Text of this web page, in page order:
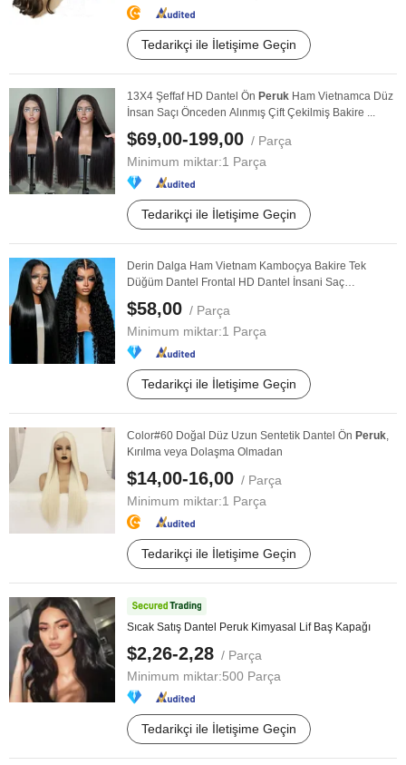
Tedarikçi ile İletişime Geçin
13X4 Şeffaf HD Dantel Ön Peruk Ham Vietnamca Düz
İnsan Saçı Önceden Alınmış Çift Çekilmiş Bakire ...
$69,00-199,00 / Parça
Minimum miktar:1 Parça
Tedarikçi ile İletişime Geçin
Derin Dalga Ham Vietnam Kamboçya Bakire Tek
Düğüm Dantel Frontal HD Dantel İnsani Saç
Yapıştırmasız ...
$58,00 / Parça
Minimum miktar:1 Parça
Tedarikçi ile İletişime Geçin
Color#60 Doğal Düz Uzun Sentetik Dantel Ön Peruk,
Kırılma veya Dolaşma Olmadan
$14,00-16,00 / Parça
Minimum miktar:1 Parça
Tedarikçi ile İletişime Geçin
Sıcak Satış Dantel Peruk Kimyasal Lif Baş Kapağı
$2,26-2,28 / Parça
Minimum miktar:500 Parça
Tedarikçi ile İletişime Geçin